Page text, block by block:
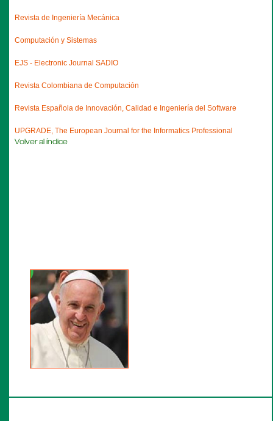
Revista de Ingeniería Mecánica
Computación y Sistemas
EJS - Electronic Journal SADIO
Revista Colombiana de Computación
Revista Española de Innovación, Calidad e Ingeniería del Software
UPGRADE, The European Journal for the Informatics Professional
Volver al índice